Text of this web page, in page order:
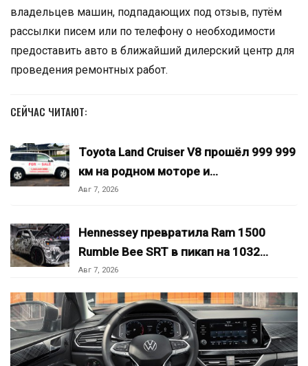
владельцев машин, подпадающих под отзыв, путём
рассылки писем или по телефону о необходимости
предоставить авто в ближайший дилерский центр для
проведения ремонтных работ.
СЕЙЧАС ЧИТАЮТ:
Toyota Land Cruiser V8 прошёл 999 999
км на родном моторе и…
Авг 7, 2026
Hennessey превратила Ram 1500
Rumble Bee SRT в пикап на 1032…
Авг 7, 2026